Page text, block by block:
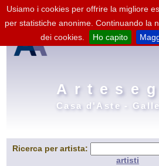
Usiamo i cookies per offrire la migliore
per statistiche anonime. Continuando la
dei cookies.
Ho capito
Casa d'Aste -
Ricerca per artista:
artisti